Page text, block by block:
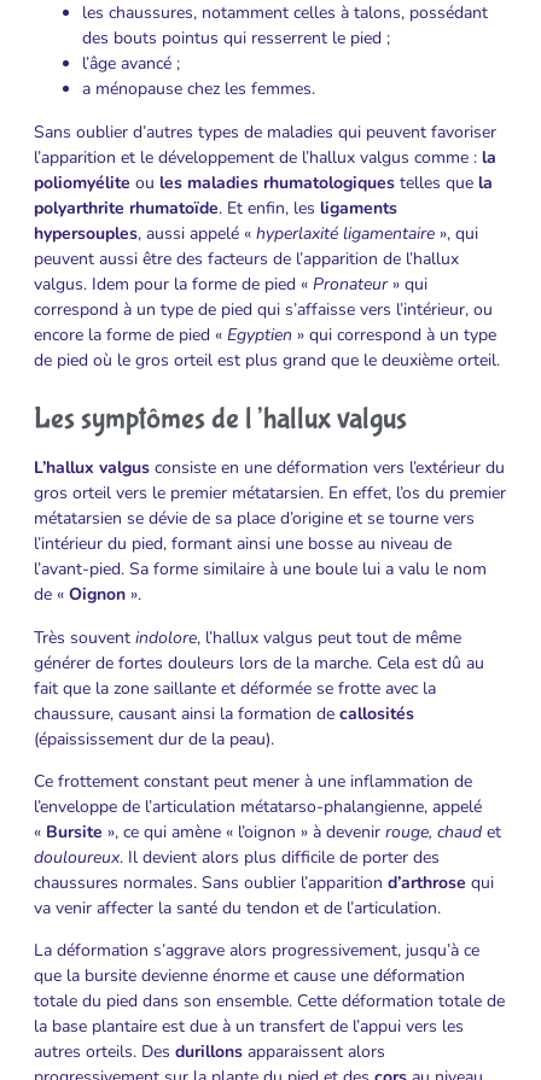
les chaussures, notamment celles à talons, possédant
des bouts pointus qui resserrent le pied ;
l’âge avancé ;
a ménopause chez les femmes.
Sans oublier d’autres types de maladies qui peuvent favoriser
l’apparition et le développement de l’hallux valgus comme : la
poliomyélite ou les maladies rhumatologiques telles que la
polyarthrite rhumatoïde. Et enfin, les ligaments
hypersouples, aussi appelé « hyperlaxité ligamentaire », qui
peuvent aussi être des facteurs de l’apparition de l’hallux
valgus. Idem pour la forme de pied « Pronateur» qui
correspond à un type de pied qui s’affaisse vers l’intérieur, ou
encore la forme de pied « Egyptien » qui correspond à un type
de pied où le gros orteil est plus grand que le deuxième orteil.
Les symptômes de l’hallux valgus
L’hallux valgus consiste en une déformation vers l’extérieur du
gros orteil vers le premier métatarsien. En effet, l’os du premier
métatarsien se dévie de sa place d’origine et se tourne vers
l’intérieur du pied, formant ainsi une bosse au niveau de
l’avant-pied. Sa forme similaire à une boule lui a valu le nom
de « Oignon ».
Très souvent indolore, l’hallux valgus peut tout de même
générer de fortes douleurs lors de la marche. Cela est dû au
fait que la zone saillante et déformée se frotte avec la
chaussure, causant ainsi la formation de callosités
(épaississement dur de la peau).
Ce frottement constant peut mener à une inflammation de
l’enveloppe de l’articulation métatarso-phalangienne, appelé
« Bursite », ce qui amène « l’oignon » à devenir rouge, chaud et
douloureux. Il devient alors plus difficile de porter des
chaussures normales. Sans oublier l’apparition d’arthrose qui
va venir affecter la santé du tendon et de l’articulation.
La déformation s’aggrave alors progressivement, jusqu’à ce
que la bursite devienne énorme et cause une déformation
totale du pied dans son ensemble. Cette déformation totale de
la base plantaire est due à un transfert de l’appui vers les
autres orteils. Des durillons apparaissent alors